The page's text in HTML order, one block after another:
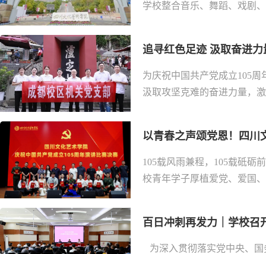
学校整合音乐、舞蹈、戏剧
追寻红色足迹 汲取奋进
为庆祝中国共产党成立105
汲取攻坚克难的奋进力量，
以青春之声颂党恩！四川
105载风雨兼程，105载砥砺
校青年学子厚植爱党、爱国
百日冲刺再发力｜学校召
为深入贯彻落实党中央、